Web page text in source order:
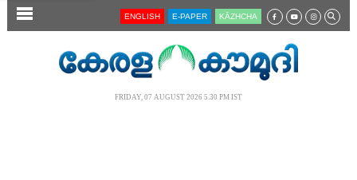
SECTIONS ENGLISH E-PAPER KĀZHCHA
FRIDAY, 07 AUGUST 2026 5.30 PM IST